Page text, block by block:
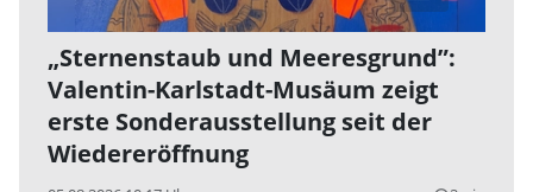
„Sternenstaub und Meeresgrund”:
Valentin-Karlstadt-Musäum zeigt
erste Sonderausstellung seit der
Wiedereröffnung